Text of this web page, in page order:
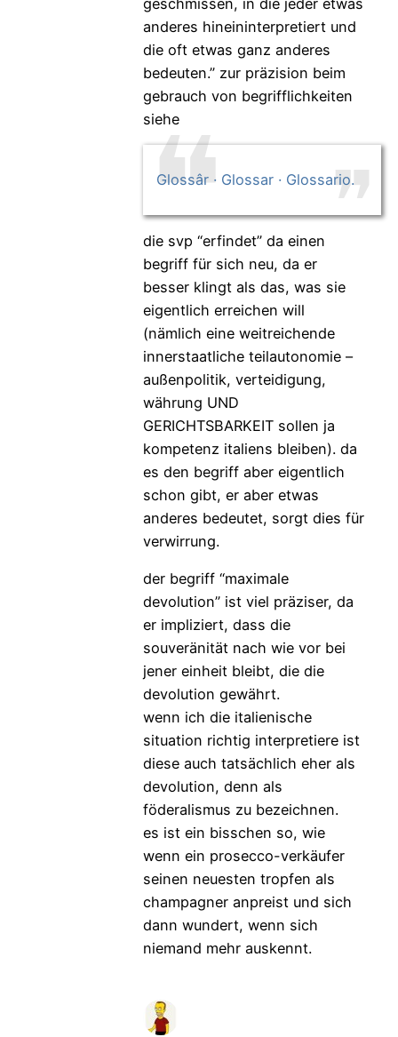
anderes hineininterpretiert und
die oft etwas ganz anderes
bedeuten.” zur präzision beim
gebrauch von begrifflichkeiten
siehe
Glossâr · Glossar · Glossario.
die svp “erfindet” da einen
begriff für sich neu, da er
besser klingt als das, was sie
eigentlich erreichen will
(nämlich eine weitreichende
innerstaatliche teilautonomie –
außenpolitik, verteidigung,
währung UND
GERICHTSBARKEIT sollen ja
kompetenz italiens bleiben). da
es den begriff aber eigentlich
schon gibt, er aber etwas
anderes bedeutet, sorgt dies für
verwirrung.
der begriff “maximale
devolution” ist viel präziser, da
er impliziert, dass die
souveränität nach wie vor bei
jener einheit bleibt, die die
devolution gewährt.
wenn ich die italienische
situation richtig interpretiere ist
diese auch tatsächlich eher als
devolution, denn als
föderalismus zu bezeichnen.
es ist ein bisschen so, wie
wenn ein prosecco-verkäufer
seinen neuesten tropfen als
champagner anpreist und sich
dann wundert, wenn sich
niemand mehr auskennt.